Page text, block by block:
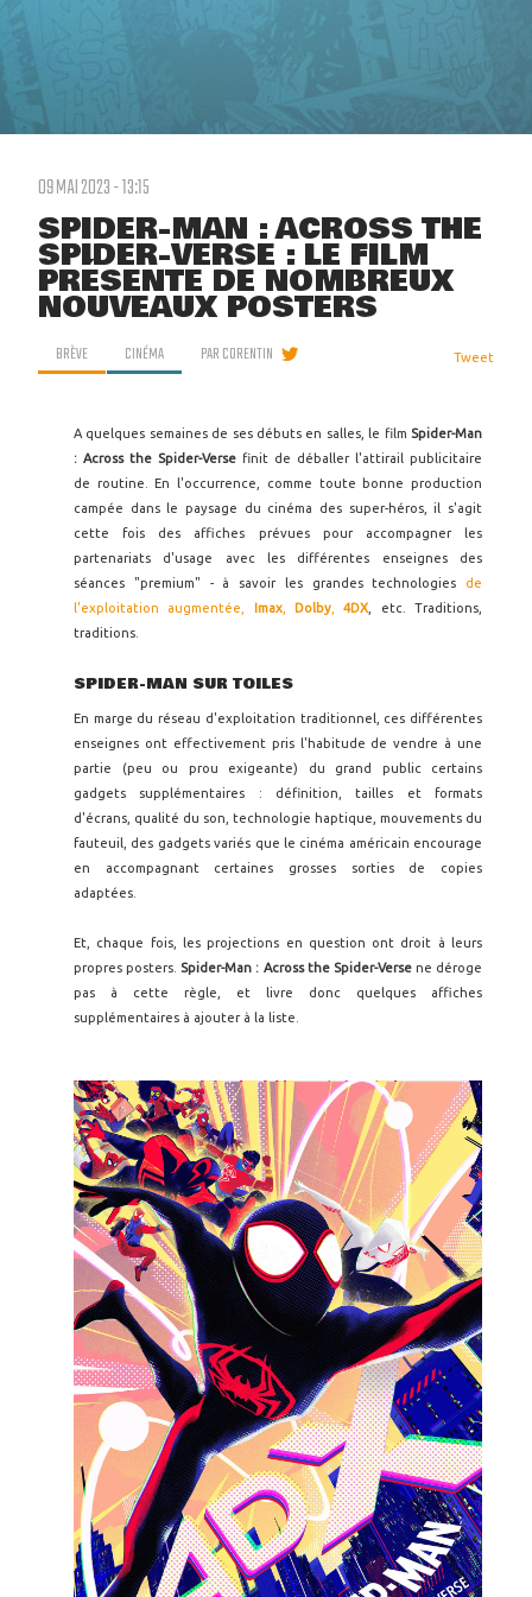
09 MAI 2023 - 13:15
SPIDER-MAN : ACROSS THE
SPIDER-VERSE : LE FILM
PRÉSENTE DE NOMBREUX
NOUVEAUX POSTERS
BRÈVE CINÉMA PARCORENTIN Tweet
A quelques semaines de ses débuts en salles, le film Spider-Man
: Across the Spider-Verse finit de déballer l'attirail publicitaire
de routine. En l'occurrence, comme toute bonne production
campée dans le paysage du cinéma des super-héros, il s'agit
cette fois des affiches prévues pour accompagner les
partenariats d'usage avec les différentes enseignes des
séances "premium" - à savoir les grandes technologies de
l'exploitation augmentée,
Imax,Dolby ,4DX , etc. Traditions,
traditions.
SPIDER-MAN SUR TOILES
En marge du réseau d'exploitation traditionnel, ces différentes
enseignes ont effectivement pris l'habitude de vendre à une
partie (peu ou prou exigeante) du grand public certains
gadgets supplémentaires : définition, tailles et formats
d'écrans, qualité du son, technologie haptique, mouvements du
fauteuil, des gadgets variés que le cinéma américain encourage
en accompagnant certaines grosses sorties de copies
adaptées.
Et, chaque fois, les projections en question ont droit à leurs
propres posters. Spider-Man : Across the Spider-Versene déroge
pas à cette règle, et livre donc quelques affiches
supplémentaires à ajouter à la liste.